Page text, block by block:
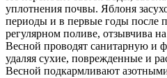
уплотнения почвы. Яблоня
периоды и в первые годы после
регулярном поливе, отзывчива
Весной проводят санитарную и
удаляя сухие, поврежденные и
Весной подкармливают